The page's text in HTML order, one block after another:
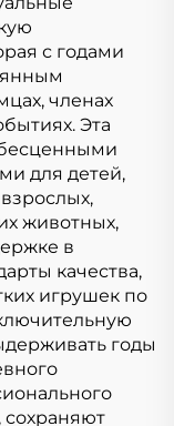
с годами
членах
Эта
для детей,
животных,
в
качества,
игрушек по
годы
сохраняют